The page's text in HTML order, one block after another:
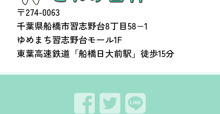
〒274-0063
千葉県船橋市習志野台8丁目58−1
ゆめまち習志野台モール1F
東葉高速鉄道「船橋日大前駅」徒歩15分